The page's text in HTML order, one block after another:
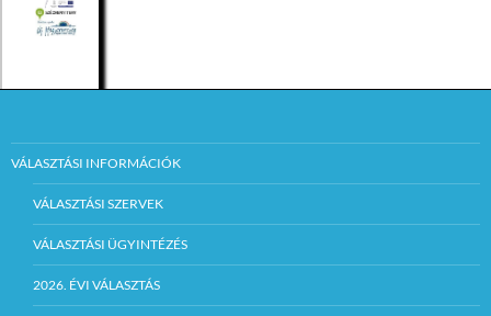
VÁLASZTÁSI INFORMÁCIÓK
VÁLASZTÁSI SZERVEK
VÁLASZTÁSI ÜGYINTÉZÉS
2026. ÉVI VÁLASZTÁS